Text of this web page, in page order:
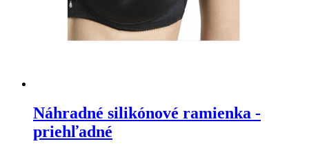
Náhradné silikónové ramienka -
priehľadné